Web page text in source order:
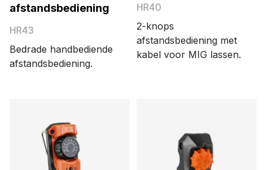
afstandsbediening
HR43
Bedrade handbediende
afstandsbediening.
HR40
2-knops
afstandsbediening met
kabel voor MIG lassen.